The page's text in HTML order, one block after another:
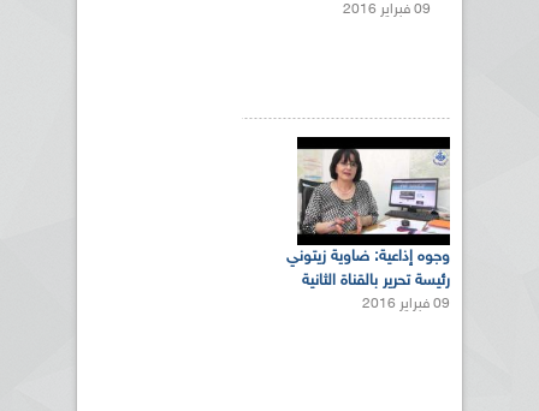
09 فبراير 2016
وجوه إذاعية: ضاوية زيتوني
رئيسة تحرير بالقناة الثانية
09 فبراير 2016